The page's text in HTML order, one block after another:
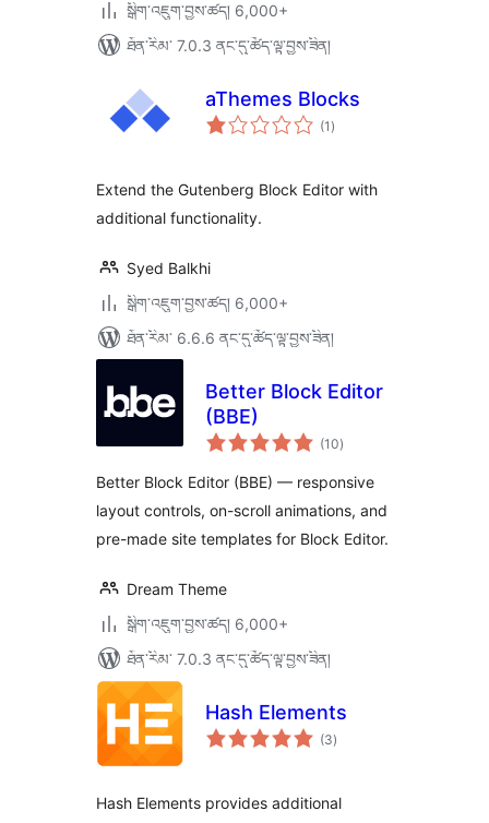
སྒྲིག་འཇུག་བྱས་ཚད། 6,000+
ཐོན་རིམ་ 7.0.3 ནང་དུ་ཚོད་ལྟ་བྱས་ཟིན།
aThemes Blocks
(1 གདེང་
འཇོག་
)
Extend the Gutenberg Block Editor with
additional functionality.
Syed Balkhi
སྒྲིག་འཇུག་བྱས་ཚད། 6,000+
ཐོན་རིམ་ 6.6.6 ནང་དུ་ཚོད་ལྟ་བྱས་ཟིན།
Better Block Editor
(BBE)
(10གདེང་
འཇོག་
ཚང་།
)
Better Block Editor (BBE) — responsive
layout controls, on-scroll animations, and
pre-made site templates for Block Editor.
Dream Theme
སྒྲིག་འཇུག་བྱས་ཚད། 6,000+
ཐོན་རིམ་ 7.0.3 ནང་དུ་ཚོད་ལྟ་བྱས་ཟིན།
Hash Elements
(3གདེང་
འཇོག་
)
Hash Elements provides additional